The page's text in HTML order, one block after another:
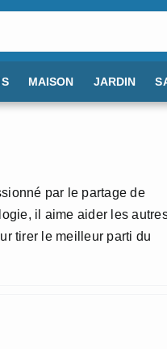
MAISON JARDIN
par le partage de
il aime aider les
tirer le meilleur parti du